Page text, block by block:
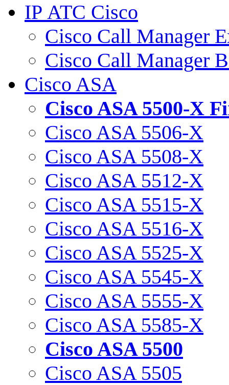
IP АТС Cisco
Cisco Call Manager
Cisco Call Manager
Cisco ASA
Cisco ASA 5500-X
Cisco ASA 5506-X
Cisco ASA 5508-X
Cisco ASA 5512-X
Cisco ASA 5515-X
Cisco ASA 5516-X
Cisco ASA 5525-X
Cisco ASA 5545-X
Cisco ASA 5555-X
Cisco ASA 5585-X
Cisco ASA 5500
Cisco ASA 5505